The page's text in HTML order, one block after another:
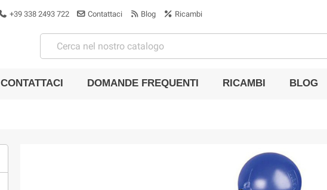
+39 338 2493 722 Contattaci Blog Ricambi
CONTATTACI DOMANDE FREQUENTI RICAMBI BLOG